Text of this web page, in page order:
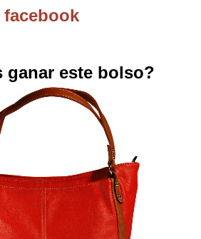
facebook
ganar este bolso?